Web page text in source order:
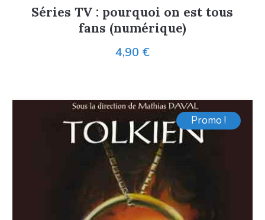
Séries TV : pourquoi on est tous
fans (numérique)
4,90 €
Promo !